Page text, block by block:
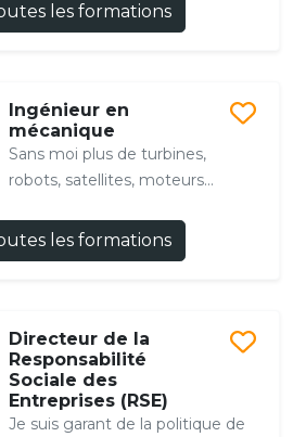
les formations
Ingénieur en
mécanique
Sans moi plus de turbines,
robots, satellites, moteurs...
les formations
Directeur de la
Responsabilité
Sociale des
Entreprises (RSE)
Je suis garant de la politique de